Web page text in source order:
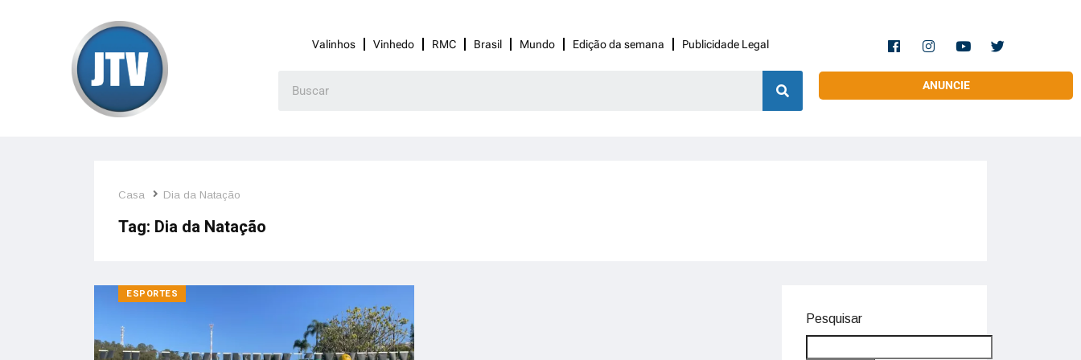
Valinhos Vinhedo RMC Brasil Mundo Edição da semana Publicidade Legal
ANUNCIE
Casa Dia da Natação
Tag: Dia da Natação
ESPORTES
Pesquisar